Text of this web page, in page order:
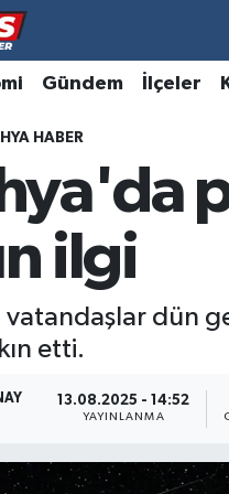
Gündem İlçeler
HABER
ilgi
dün
etti.
13.08.2025 - 14:52
YAYINLANMA
Fikstür